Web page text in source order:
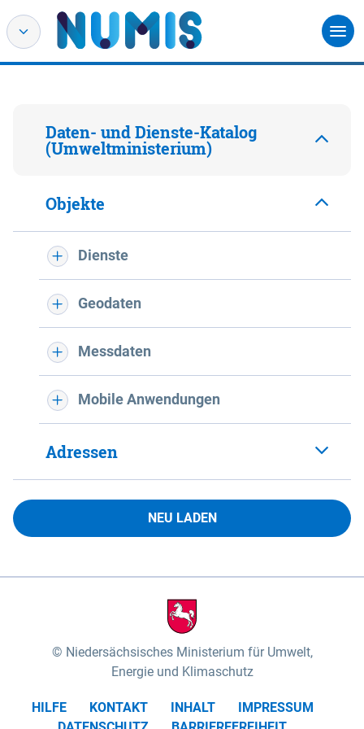
Daten- und Dienste-Katalog
(Umweltministerium)
Objekte
Dienste
Geodaten
Messdaten
Mobile Anwendungen
Adressen
NEU LADEN
Niedersächsisches Ministerium für Umwelt,
Energie und Klimaschutz
HILFE KONTAKT INHALT
IMPRESSUM